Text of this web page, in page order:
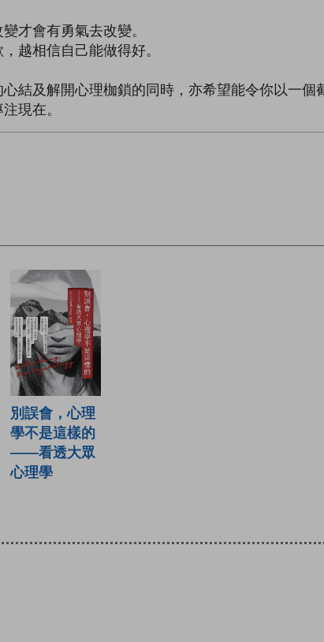
才會有勇氣去改變。
越相信自己能做得好。
結及解開心理枷鎖的同時，亦希望能令你以一個
現在。
別誤會，心理
學不是這樣的
——看透大眾
心理學